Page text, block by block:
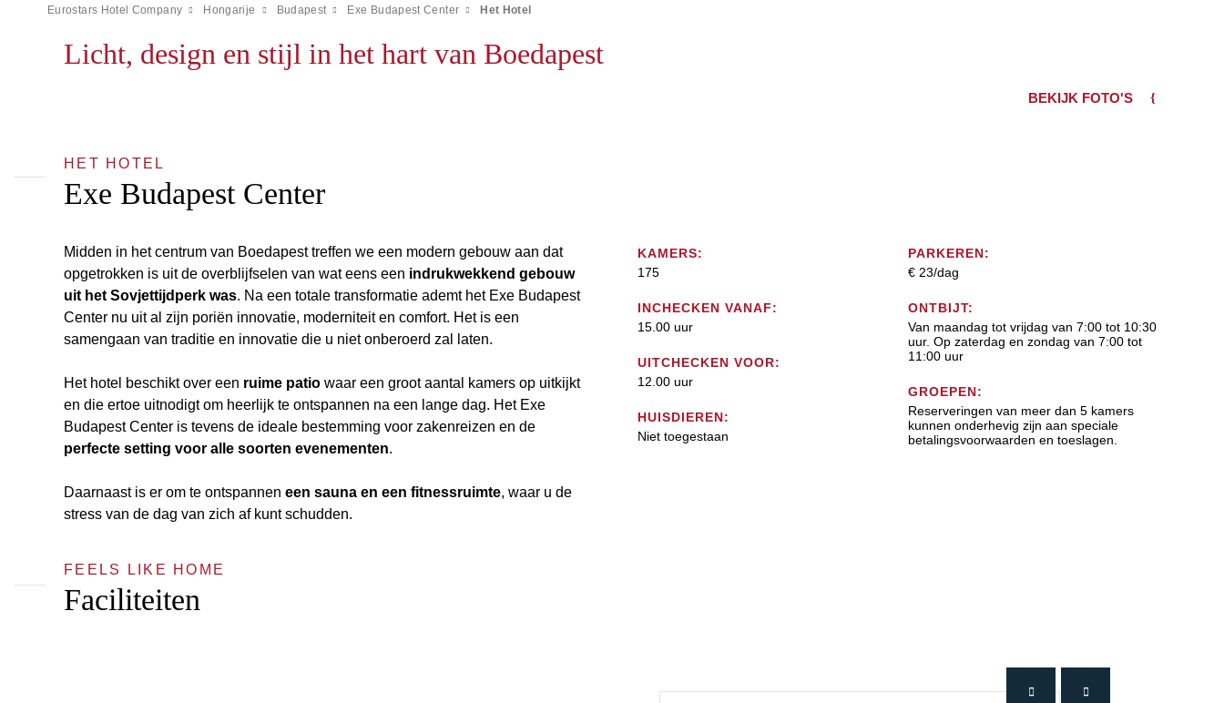
Eurostars Hotel Company Hongarije Budapest Exe Budapest Center Het Hotel
Licht, design en stijl in het hart van Boedapest
BEKIJK FOTO'S
HET HOTEL
Exe Budapest Center
Midden in het centrum van Boedapest treffen we een modern gebouw aan dat
opgetrokken is uit de overblijfselen van wat eens een indrukwekkend gebouw
uit het Sovjettijdperk was. Na een totale transformatie ademt het Exe Budapest
Center nu uit al zijn poriën innovatie, moderniteit en comfort. Het is een
samengaan van traditie en innovatie die u niet onberoerd zal laten.
Het hotel beschikt over een ruime patio waar een groot aantal kamers op uitkijkt
en die ertoe uitnodigt om heerlijk te ontspannen na een lange dag. Het Exe
Budapest Center is tevens de ideale bestemming voor zakenreizen en de
perfecte setting voor alle soorten evenementen.
Daarnaast is er om te ontspannen een sauna en een fitnessruimte, waar u de
stress van de dag van zich af kunt schudden.
KAMERS:
175
INCHECKEN VANAF:
15.00 uur
UITCHECKEN VOOR:
12.00 uur
HUISDIEREN:
Niet toegestaan
PARKEREN:
€ 23/dag
ONTBIJT:
Van maandag tot vrijdag van 7:00 tot 10:30
uur. Op zaterdag en zondag van 7:00 tot
11:00 uur
GROEPEN:
Reserveringen van meer dan 5 kamers
kunnen onderhevig zijn aan speciale
betalingsvoorwaarden en toeslagen.
FEELS LIKE HOME
Faciliteiten